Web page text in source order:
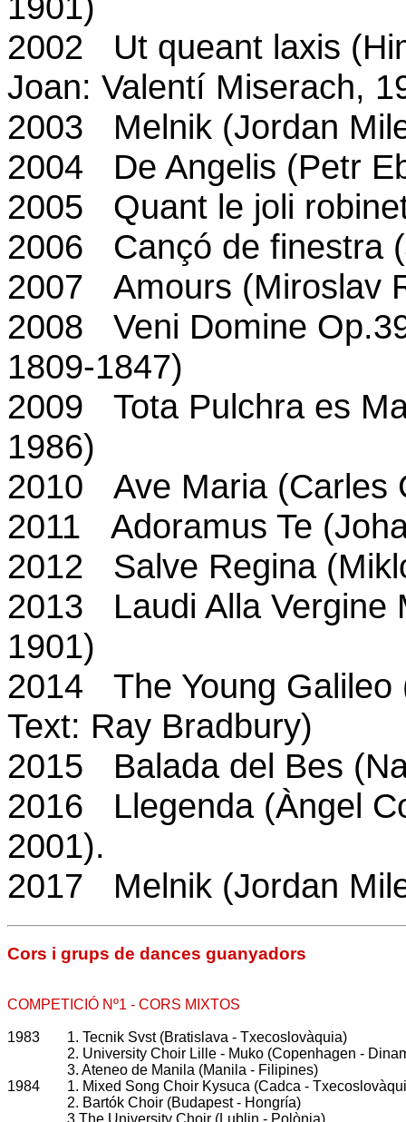
2002 Ut queant laxis
Joan: Valentí Miserach,
2003 Melnik (Jordan
2004 De Angelis (Petr
2005 Quant le joli
2006 Cançó de finestra
2007 Amours (Miroslav
2008 Veni Domine
1809-1847)
2009 Tota Pulchra es
1986)
2010 Ave Maria (Carles
2011 Adoramus Te
2012 Salve Regina
2013 Laudi Alla Vergine
1901)
2014 The Young Galileo
Text: Ray Bradbury)
2015 Balada del Bes
2016 Llegenda (Àngel
2001).
2017 Melnik (Jordan
Cors i grups de dances guanyadors
COMPETICIÓ Nº1 - CORS MIXTOS
1983
1. Tecnik Svst (Bratislava - Txecoslovàquia)
2. University Choir Lille - Muko (Copenhagen -
3. Ateneo de Manila (Manila - Filipines)
1984
1. Mixed Song Choir Kysuca (Cadca -
2. Bartók Choir (Budapest - Hongría)